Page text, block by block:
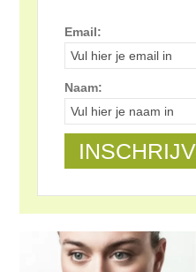
Email:
Naam: